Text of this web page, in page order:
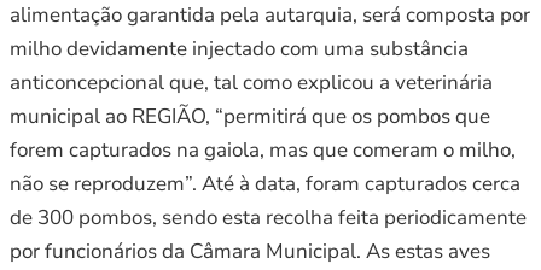
alimentação garantida pela autarquia, será composta por
milho devidamente injectado com uma substância
anticoncepcional que, tal como explicou a veterinária
municipal ao REGIÃO, “permitirá que os pombos que
forem capturados na gaiola, mas que comeram o milho,
não se reproduzem”. Até à data, foram capturados cerca
de 300 pombos, sendo esta recolha feita periodicamente
por funcionários da Câmara Municipal. As estas aves